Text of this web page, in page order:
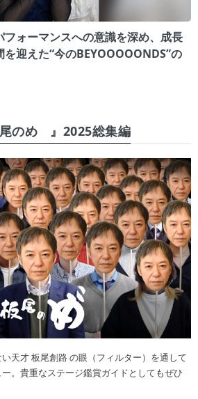
フォーマンスへの意識を深め、成長
迎えた“今のBEYOOOOONDS”の
尾のめ゙』2025総集編
天才 板尾創路 の眼（フィルター）を通して
。貴重なステージ鑑賞ガイドとしてもぜひ